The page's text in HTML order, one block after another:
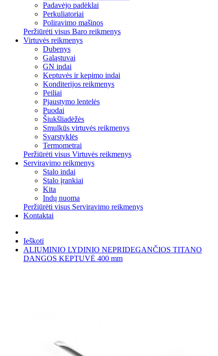
Padavėjo padėklai
Perkuliatoriai
Poliravimo mašinos
Peržiūrėti visus Baro reikmenys
Virtuvės reikmenys
Dubenys
Galąstuvai
GN indai
Keptuvės ir kepimo indai
Konditerijos reikmenys
Peiliai
Pjaustymo lentelės
Puodai
Šiukšliadėžės
Smulkūs virtuvės reikmenys
Svarstyklės
Termometrai
Peržiūrėti visus Virtuvės reikmenys
Serviravimo reikmenys
Stalo indai
Stalo įrankiai
Kita
Indų nuoma
Peržiūrėti visus Serviravimo reikmenys
Kontaktai
Ieškoti
ALIUMINIO LYDINIO NEPRIDEGANČIOS TITANO
DANGOS KEPTUVĖ 400 mm